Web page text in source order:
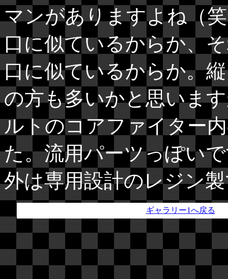
マンがありますよね（
口に似ているからか、
口に似ているからか。
の方も多いかと思いま
ルトのコアファイター
た。流用パーツっぽい
外は専用設計のレジン
ギャラリー1へ戻る